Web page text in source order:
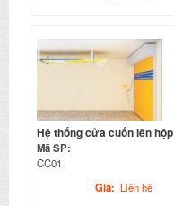
Hệ thống cửa cuốn lên hộp
Mã SP:
CC01
Giá: Liên hệ